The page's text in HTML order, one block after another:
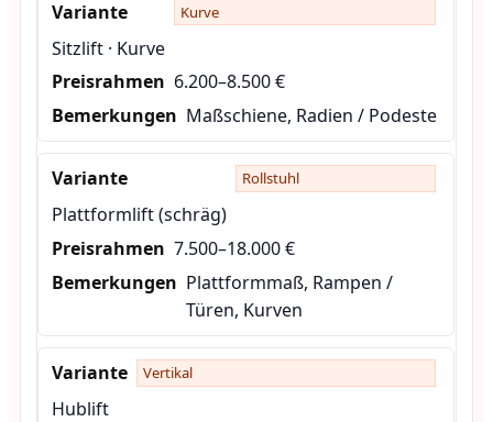
Kurve
Sitzlift · Kurve
6.200–8.500 €
Maßschiene, Radien / Podeste
Rollstuhl
Plattformlift (schräg)
7.500–18.000 €
Plattformmaß, Rampen /
Türen, Kurven
Vertikal
Hublift